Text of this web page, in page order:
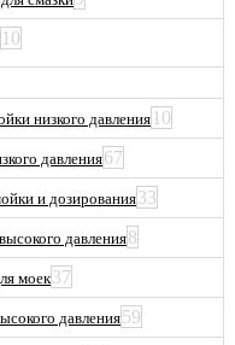
10
низкого давления 10
давления67
и дозирования33
давления8
моек37
давления59